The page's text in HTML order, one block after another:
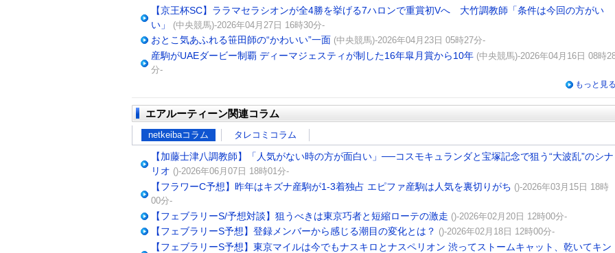
【京王杯SC】ララマセラシオンが全4勝を挙げる7ハロンで重賞初Vへ 大竹調教師「条件は今回の方がい
い」
(中央競馬)-2026年04月27日 16時30分-
おとこ気あふれる笹田師の“かわいい”一面 (中央競馬)-2026年04月23日 05時27分-
産駒がUAEダービー制覇 ディーマジェスティが制した16年皐月賞から10年 (中央競馬)-2026年04月16日 08時
分-
もっと見る
エアルーティーン関連コラム
netkeibaコラム タレコミコラム
【加藤士津八調教師】「人気がない時の方が面白い」──コスモキュランダと宝塚記念で狙う“大波乱”のシナ
リオ ()-2026年06月07日 18時01分-
【フラワーC予想】昨年はキズナ産駒が1-3着独占 エピファ産駒は人気を裏切りがち ()-2026年03月15日 18時
00分-
【フェブラリーS/予想対談】狙うべきは東京巧者と短縮ローテの激走 ()-2026年02月20日 12時00分-
【フェブラリーS予想】登録メンバーから感じる潮目の変化とは？ ()-2026年02月18日 12時00分-
【フェブラリーS予想】東京マイルは今でもナスキロとナスペリオン 渋ってストームキャット、乾いてキン